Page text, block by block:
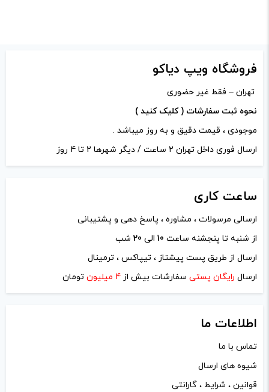
نام*
ایمیل*
ذخیره نام، ایمیل و وبسایت من در مرورگر برای زمانی که دوباره
دیدگاهی می‌نویسم.
فروشگاه ویپ دیاکو
تهران – فقط غیر حضوری
نحوه ثبت سفارشات ( کلیک کنید )
موجودی ، قیمت دقیق و به روز میباشد .
ارسال فوری داخل تهران 2 ساعت / دیگر شهرها 2 تا 4 روز
ساعت کاری
ارسالی مرسولات ، مشاوره ، پاسخ دهی و پشتیبانی
از شنبه تا پنجشنه ساعت 10 الی 20 شب
ارسال از طریق پست پیشتاز ، تیپاکس ، ترمینال
ارسال رایگان پستی سفارشات بیش از 4 میلیون تومان
اطلاعات ما
تماس با ما
شیوه های ارسال
قوانین ، شرایط ، گارانتی